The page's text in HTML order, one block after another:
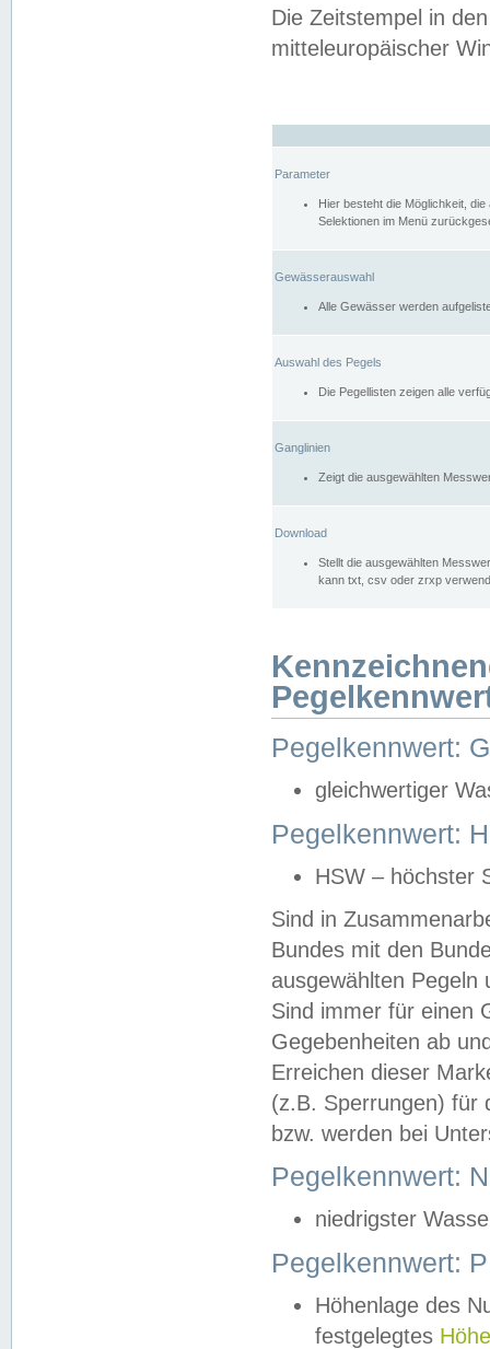
Die Zeitstempel in
mitteleuropäischer
Parameter
Hier besteht die Möglichkeit,
Selektionen im Menü
Gewässerauswahl
Alle Gewässer werden
Auswahl des Pegels
Die Pegellisten zeigen alle
Ganglinien
Zeigt die ausgewählten
Download
Stellt die ausgewählten
kann txt, csv oder zrxp
Pegelkennwert:
gleichwertiger
Pegelkennwert:
HSW – höchster
Sind in
Bundes mit den
ausgewählten
Sind immer für einen
Gegebenheiten ab
Erreichen dieser
(z.B. Sperrungen) für
bzw. werden bei
Pegelkennwert:
niedrigster
Pegelkennwert:
Höhenlage des
festgelegtes